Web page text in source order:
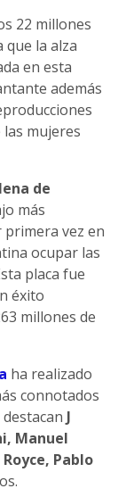
22 millones
que la alza
en esta
además
mujeres
de
más
vez en
ocupar las
placa fue
éxito
millones de
ha realizado
connotados
J
Manuel
Pablo